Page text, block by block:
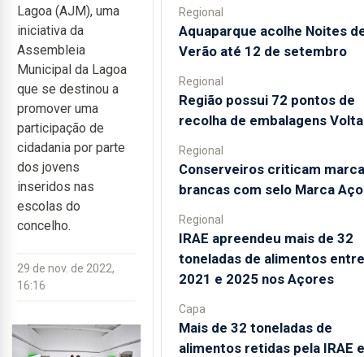
Lagoa (AJM), uma
iniciativa da
Assembleia
Municipal da Lagoa
que se destinou a
promover uma
participação de
cidadania por parte
dos jovens
inseridos nas
escolas do
concelho.
29 de nov. de 2022,
16:16
Regional
Aquaparque acolhe Noites
Verão até 12 de setembro
Regional
Região possui 72 pontos de
recolha de embalagens Volta
Regional
Conserveiros criticam
brancas com selo Marca
Regional
IRAE apreendeu mais de 32
toneladas de alimentos entre
2021 e 2025 nos Açores
Capa
Mais de 32 toneladas de
alimentos retidas pela IRAE